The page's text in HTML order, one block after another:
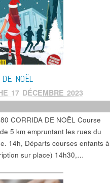
DE NOËL
17 DÉCEMBRE 2023
CORRIDA DE NOËL Course
5 km empruntant les rues du
14h, Départs courses enfants à
sur place) 14h30,…